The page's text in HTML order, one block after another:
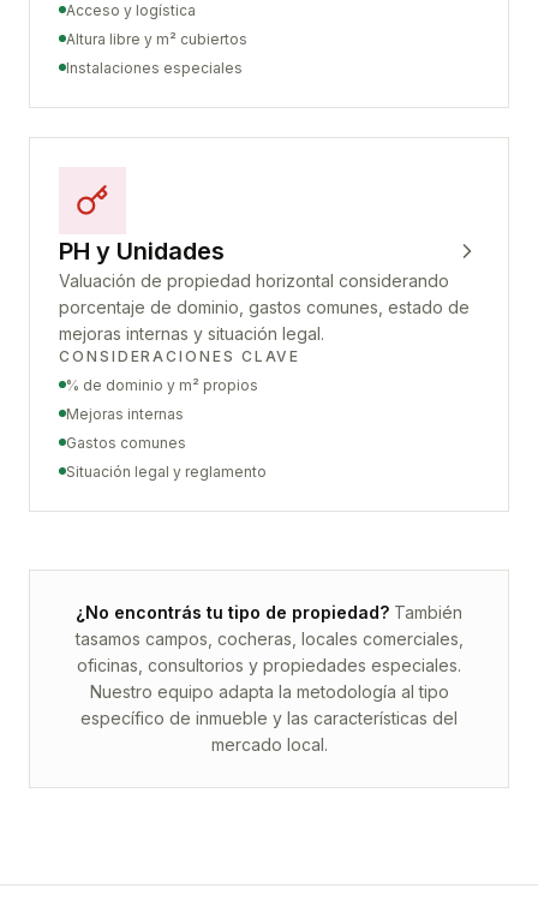
Acceso y logística
Altura libre y m² cubiertos
Instalaciones especiales
PH y Unidades
Valuación de propiedad horizontal considerando
porcentaje de dominio, gastos comunes, estado de
mejoras internas y situación legal.
CONSIDERACIONES CLAVE
% de dominio y m² propios
Mejoras internas
Gastos comunes
Situación legal y reglamento
¿No encontrás tu tipo de propiedad? También
tasamos campos, cocheras, locales comerciales,
oficinas, consultorios y propiedades especiales.
Nuestro equipo adapta la metodología al tipo
específico de inmueble y las características del
mercado local.